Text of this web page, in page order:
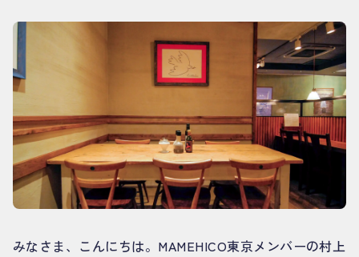
みなさま、こんにちは。MAMEHICO東京メンバーの村上